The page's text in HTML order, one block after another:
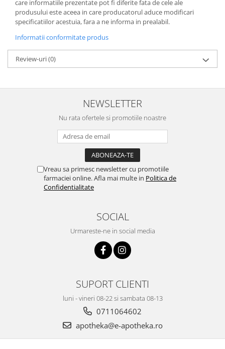
care informatiile prezentate pot fi diferite fata de cele ale
produsului este aceea in care producatorul aduce modificari
specificatiilor acestuia, fara a ne informa in prealabil.
Informatii conformitate produs
Review-uri(0)
NEWSLETTER
Nu rata ofertele si promotiile noastre
Vreau sa primesc newsletter cu promotiile
farmaciei online. Afla mai multe in Politica de
Confidentialitate
SOCIAL
Urmareste-ne in social media
SUPORT CLIENTI
luni - vineri 08-22 si sambata 08-13
0711064602
apotheka@e-apotheka.ro